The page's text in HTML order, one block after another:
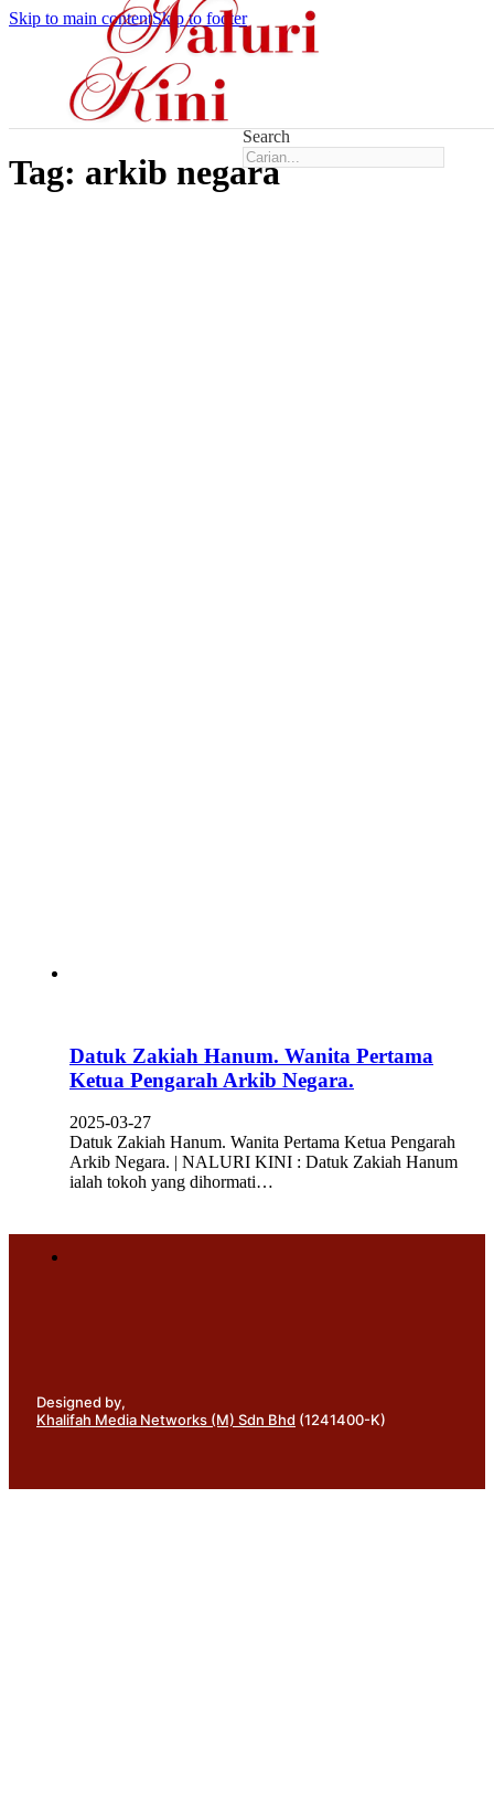
Skip to main contentSkip to footer
Search
Tag: arkib negara
Datuk Zakiah Hanum. Wanita Pertama
Ketua Pengarah Arkib Negara.
2025-03-27
Datuk Zakiah Hanum. Wanita Pertama Ketua Pengarah
Arkib Negara. | NALURI KINI : Datuk Zakiah Hanum
ialah tokoh yang dihormati…
Designed by,
Khalifah Media Networks (M) Sdn Bhd (1241400-K)